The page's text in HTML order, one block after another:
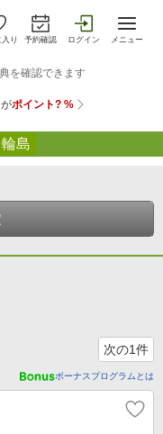
り 予約確認 ログイン メニュー
輪島
次の1件
ボーナスプログラムとは